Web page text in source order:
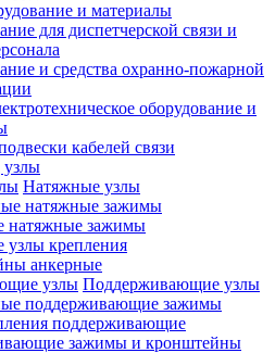
и материалы
для диспетчерской связи и
и средства охранно-пожарной
оборудование и
кабелей связи
Натяжные узлы
натяжные зажимы
натяжные зажимы
крепления
анкерные
Поддерживающие узлы
поддерживающие зажимы
поддерживающие
зажимы и кронштейны